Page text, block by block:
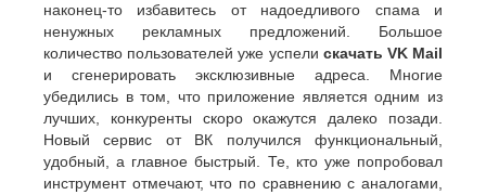
наконец-то избавитесь от надоедливого спама и
ненужных рекламных предложений. Большое
количество пользователей уже успели скачать VK Mail
и сгенерировать эксклюзивные адреса. Многие
убедились в том, что приложение является одним из
лучших, конкуренты скоро окажутся далеко позади.
Новый сервис от ВК получился функциональный,
удобный, а главное быстрый. Те, кто уже попробовал
инструмент отмечают, что по сравнению с аналогами,